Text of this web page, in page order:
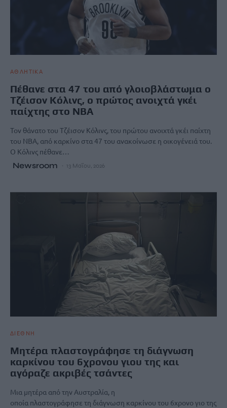
ΑΘΛΗΤΙΚΑ
Πέθανε στα 47 του από γλοιοβλάστωμα ο
Τζέισον Κόλινς, ο πρώτος ανοιχτά γκέι
παίχτης στο ΝΒΑ
Τον θάνατο του Τζέισον Κόλινς, του πρώτου ανοιχτά γκέι παίχτη
του ΝΒΑ, από καρκίνο στα 47 του ανακοίνωσε η οικογένειά του.
Ο Κόλινς πέθανε…
Newsroom 13 Μαΐου, 2026
ΔΙΕΘΝΗ
Μητέρα πλαστογράφησε τη διάγνωση
καρκίνου του 6χρονου γιου της και
αγόραζε ακριβές τσάντες
Μια μητέρα από την Αυστραλία, η
οποία πλαστογράφησε τη διάγνωση καρκίνου του 6χρονο γιο της